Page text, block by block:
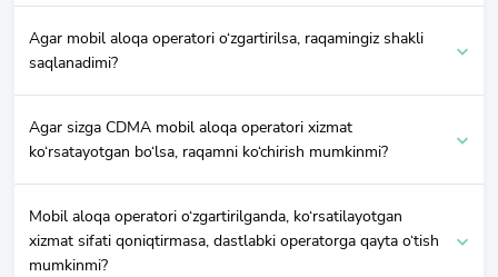
Agar mobil aloqa operatori o‘zgartirilsa, raqamingiz shakli
saqlanadimi?
Agar sizga CDMA mobil aloqa operatori xizmat
ko‘rsatayotgan bo‘lsa, raqamni ko‘chirish mumkinmi?
Mobil aloqa operatori o‘zgartirilganda, ko‘rsatilayotgan
xizmat sifati qoniqtirmasa, dastlabki operatorga qayta o‘tish
mumkinmi?